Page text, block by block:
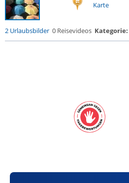
Karte
2 Urlaubsbilder 0 Reisevideos Kategorie: